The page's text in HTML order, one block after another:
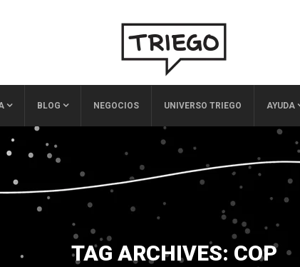
BLOG NEGOCIOS UNIVERSO TRIEGO AYUDA
TAG ARCHIVES: COP